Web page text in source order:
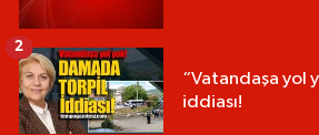
“Vatandaşa yol
iddiası!
2